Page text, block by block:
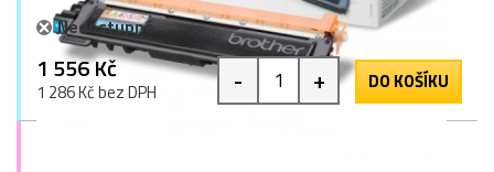
Nedostupné
1 556 Kč
1 286 Kč bez DPH - + DO KOŠÍKU